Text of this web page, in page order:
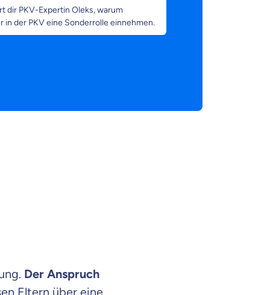
dir PKV-Expertin Oleks, warum
in der PKV eine Sonderrolle einnehmen.
Der Anspruch
Eltern über eine